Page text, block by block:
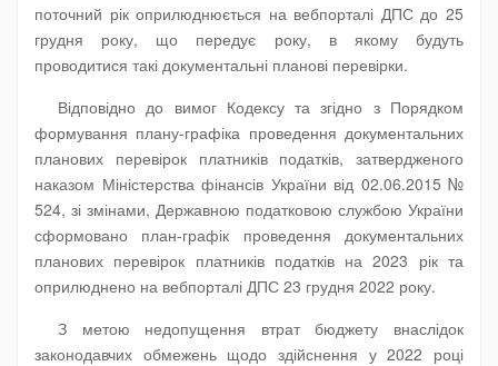
поточний рік оприлюднюється на вебпорталі ДПС до 25
грудня року, що передує року, в якому будуть
проводитися такі документальні планові перевірки.
Відповідно до вимог Кодексу та згідно з Порядком
формування плану-графіка проведення документальних
планових перевірок платників податків, затвердженого
наказом Міністерства фінансів України від 02.06.2015 №
524, зі змінами, Державною податковою службою України
сформовано план-графік проведення документальних
планових перевірок платників податків на 2023 рік та
оприлюднено на вебпорталі ДПС 23 грудня 2022 року.
З метою недопущення втрат бюджету внаслідок
законодавчих обмежень щодо здійснення у 2022 році